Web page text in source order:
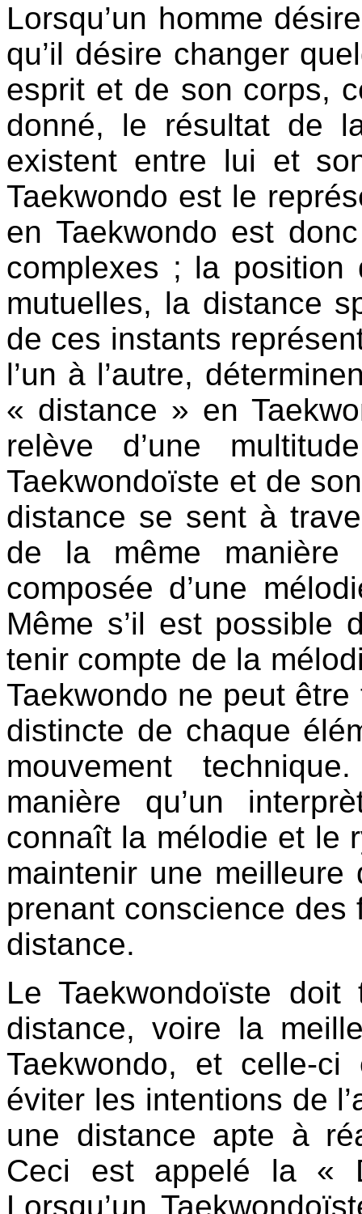
Lorsqu’un homme
qu’il désire changer
esprit et de son corps,
donné, le résultat de
existent entre lui et
Taekwondo est le
en Taekwondo est
complexes ; la position
mutuelles, la distance
de ces instants
l’un à l’autre,
« distance » en
relève d’une
Taekwondoïste et de
distance se sent à
de la même manière
composée d’une
Même s’il est possible
tenir compte de la
Taekwondo ne peut
distincte de chaque
mouvement
manière qu’un
connaît la mélodie et le
maintenir une
prenant conscience
distance.
Le Taekwondoïste
distance, voire la
Taekwondo, et celle-ci
éviter les intentions de
une distance apte à
Ceci est appelé la «
Lorsqu’un